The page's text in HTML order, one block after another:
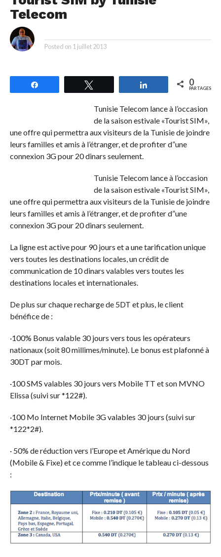
Telecom
Posted on 1 juillet 2013
Partagez 0
PARTAGES
Tunisie Telecom lance à l’occasion
de la saison estivale «Tourist SIM»,
une offre qui permettra aux visiteurs de la Tunisie de joindre
leurs familles et amis à l’étranger, et de profiter d”une
connexion 3G pour 20 dinars seulement.
Tunisie Telecom lance à l’occasion
de la saison estivale «Tourist SIM»,
une offre qui permettra aux visiteurs de la Tunisie de joindre
leurs familles et amis à l’étranger, et de profiter d”une
connexion 3G pour 20 dinars seulement.
La ligne est active pour 90 jours et a une tarification unique
vers toutes les destinations locales, un crédit de
communication de 10 dinars valables vers toutes les
destinations locales et internationales.
De plus sur chaque recharge de 5DT et plus, le client
bénéfice de :
·100% Bonus valable 30 jours vers tous les opérateurs
nationaux (soit 80 millimes/minute). Le bonus est plafonné à
30DT par mois.
·100 SMS valables 30 jours vers Mobile TT et son MVNO
Elissa (suivi sur *122#).
·100 Mo Internet Mobile 3G valables 30 jours (suivi sur
*122*2#).
· 50% de réduction vers l’Europe et Amérique du Nord
(Mobile & Fixe) et ce comme l’indique le tableau ci-dessous
: